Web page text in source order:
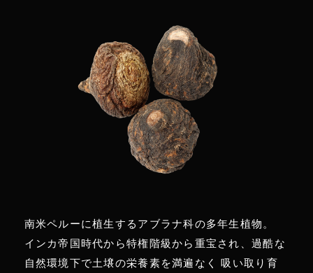
南米ペルーに植生するアブラナ科の多年生植物。
インカ帝国時代から特権階級から重宝され、過酷な
自然環境下で土壌の栄養素を満遍なく 吸い取り育